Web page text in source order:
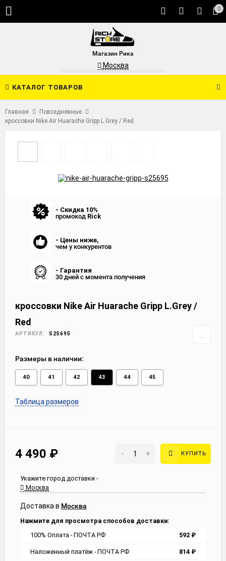
0
Магазин Рика
Москва
КАТАЛОГ ТОВАРОВ
Главная
Повседневные
кроссовки Nike Air Huarache Gripp L.Grey / Red
- Скидка 10%
промокод Rick
- Цены ниже,
чем у конкурентов
- Гарантия
30 дней с момента получения
кроссовки Nike Air Huarache Gripp L.Grey /
Red
АРТИКУЛ: S25695
Размеры в наличии:
40 41 42 43 44 45
Таблица размеров
4 490 ₽ - + КУПИТЬ
Укажите город доставки -
Москва
Доставка в Москва
Нажмите для просмотра способов доставки:
100% Оплата - ПОЧТА РФ
592 ₽
Наложенный платёж - ПОЧТА РФ 814 ₽